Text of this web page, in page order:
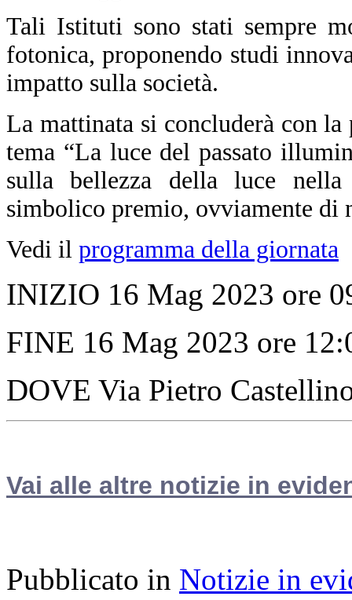
Tali Istituti sono stati sempre
fotonica, proponendo studi
impatto sulla società.
La mattinata si concluderà con
tema “La luce del passato
sulla bellezza della luce nella
simbolico premio, ovviamente di
Vedi il programma della giornata
INIZIO 16 Mag 2023 ore
FINE 16 Mag 2023 ore
DOVE Via Pietro
Vai alle altre notizie in
Pubblicato in Notizie in